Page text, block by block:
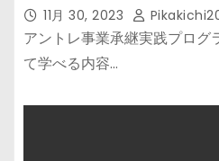
11月 30, 2023
アントレ事業承継実践プログ
て学べる内容…